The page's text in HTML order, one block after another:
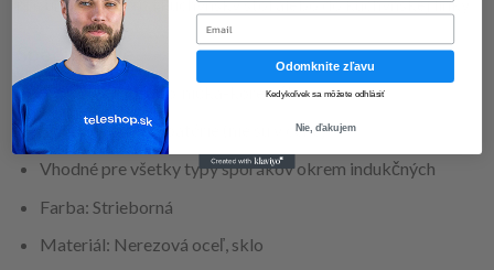
pre umiestnenie na kuchynský stôl alebo do kuchynskej linky.
Špecifikácie
Typ: Elektrická soľnička-korenička
Funguje na 4 AA batérie (nie sú v cene)
Vhodné pre všetky typy sporákov okrem indukčných
Farba: Strieborná
Materiál: Nerezová oceľ, sklo
Email
Odomknite zľavu
Kedykoľvek sa môžete odhlásiť
Nie, ďakujem